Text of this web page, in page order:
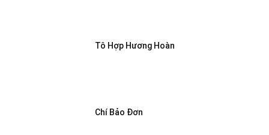
Tô Hợp Hương Hoàn
Chí Bảo Đơn